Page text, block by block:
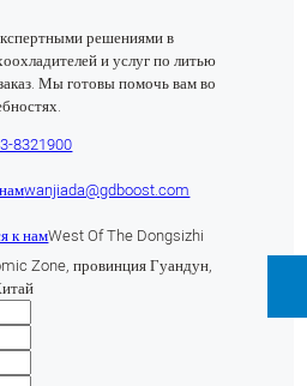
решениями в
и услуг по литью
Мы готовы помочь вам во
8321900
wanjiada@gdboost.com
к намWest Of The Dongsizhi
Zone, провинция Гуандун,